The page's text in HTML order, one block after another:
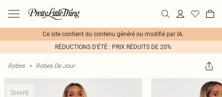
Ce site contient du contenu généré ou modifié par IA.
RÉDUCTIONS D'ÉTÉ : PRIX RÉDUITS DE 20%
Robes > Robes De Jour
SHAPE